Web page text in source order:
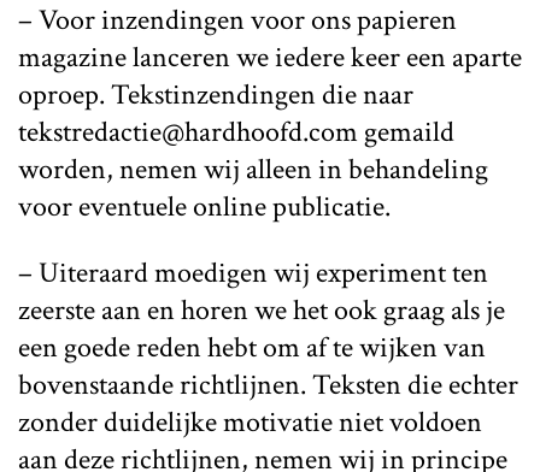
– Voor inzendingen voor ons papieren
magazine lanceren we iedere keer een aparte
oproep. Tekstinzendingen die naar
tekstredactie@hardhoofd.com gemaild
worden, nemen wij alleen in behandeling
voor eventuele online publicatie.
– Uiteraard moedigen wij experiment ten
zeerste aan en horen we het ook graag als je
een goede reden hebt om af te wijken van
bovenstaande richtlijnen. Teksten die echter
zonder duidelijke motivatie niet voldoen
aan deze richtlijnen, nemen wij in principe